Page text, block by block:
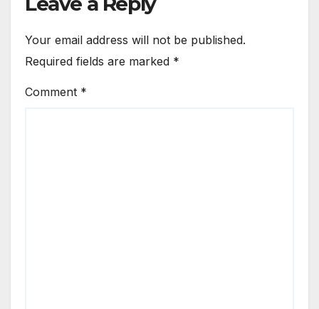
Your email address will not be published.
Required fields are marked *
Comment *